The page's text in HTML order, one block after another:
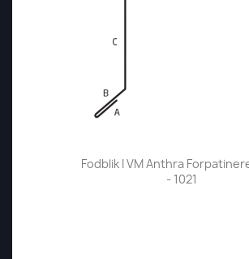
Fodblik I VM Anthra
- 1021